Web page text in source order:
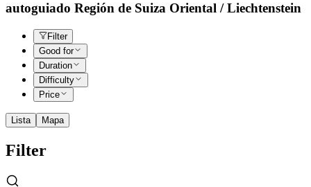
autoguiado Región de Suiza Oriental / Liechtenstein
Filter
Good for
Duration
Difficulty
Price
Lista Mapa
Filter